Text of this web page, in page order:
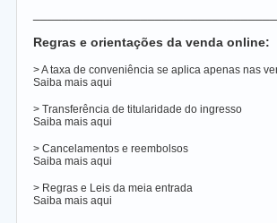
Regras e orientações da venda online:
> A taxa de conveniência se aplica apenas nas
Saiba mais aqui
> Transferência de titularidade do ingresso
Saiba mais aqui
> Cancelamentos e reembolsos
Saiba mais aqui
> Regras e Leis da meia entrada
Saiba mais aqui